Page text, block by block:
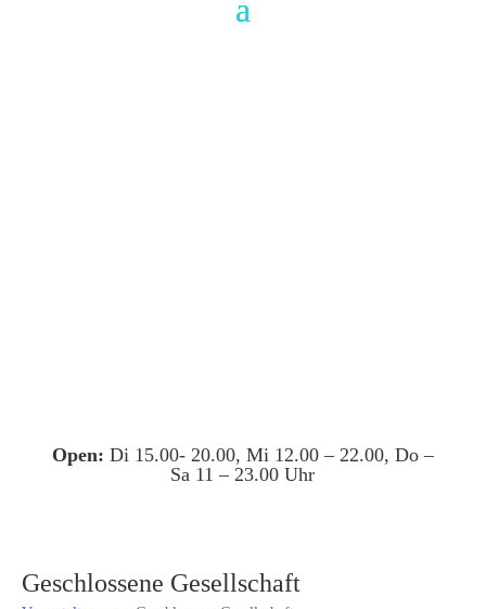
Open: Di 15.00- 20.00, Mi 12.00 – 22.00, Do –
Sa 11 – 23.00 Uhr
Geschlossene Gesellschaft